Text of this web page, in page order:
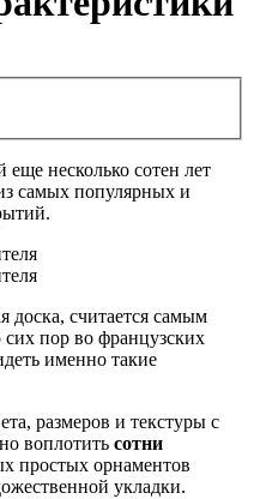
еще несколько сотен лет
самых популярных и
доска, считается самым
пор во французских
именно такие
размеров и текстуры с
воплотить сотни
простых орнаментов
укладки.